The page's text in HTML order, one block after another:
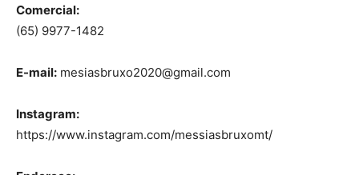
Comercial:
(65) 9977-1482
E-mail: mesiasbruxo2020@gmail.com
Instagram:
https://www.instagram.com/messiasbruxomt/